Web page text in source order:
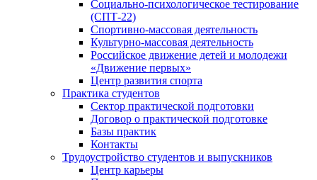
Социально-психологическое тестирование
(СПТ-22)
Спортивно-массовая деятельность
Культурно-массовая деятельность
Российское движение детей и молодежи
«Движение первых»
Центр развития спорта
Практика студентов
Сектор практической подготовки
Договор о практической подготовке
Базы практик
Контакты
Трудоустройство студентов и выпускников
Центр карьеры